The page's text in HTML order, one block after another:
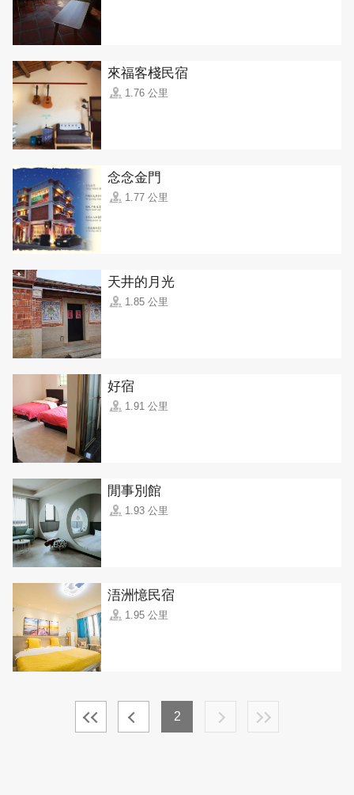
來福客棧民宿
1.76 公里
念念金門
1.77 公里
天井的月光
1.85 公里
好宿
1.91 公里
閒事別館
1.93 公里
浯洲憶民宿
1.95 公里
2